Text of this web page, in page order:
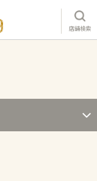
店舗検索